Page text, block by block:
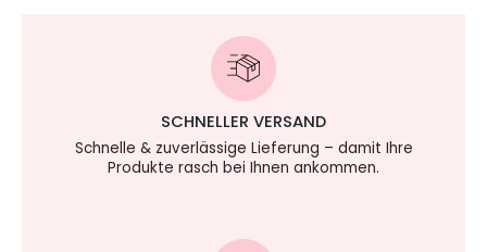
SCHNELLER VERSAND
Schnelle & zuverlässige Lieferung – damit Ihre
Produkte rasch bei Ihnen ankommen.